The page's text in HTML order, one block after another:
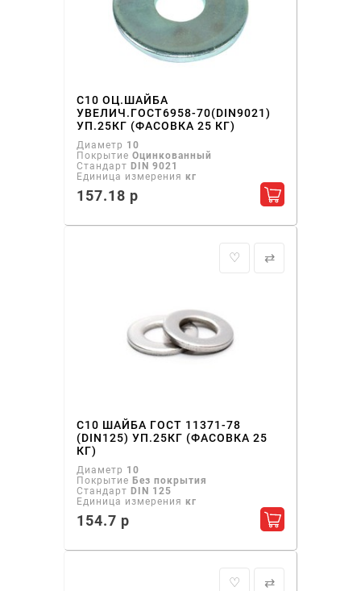
С10 ОЦ.ШАЙБА
УВЕЛИЧ.ГОСТ6958-70(DIN9021)
УП.25КГ (ФАСОВКА 25 КГ)
Диаметр 10
Покрытие Оцинкованный
Стандарт DIN 9021
Единица измерения кг
157.18 р Добавить в
♡ ⇄
С10 ШАЙБА ГОСТ 11371-78
(DIN125) УП.25КГ (ФАСОВКА 25
КГ)
Диаметр 10
Покрытие Без покрытия
Стандарт DIN 125
Единица измерения кг
154.7 р Добавить в
♡ ⇄